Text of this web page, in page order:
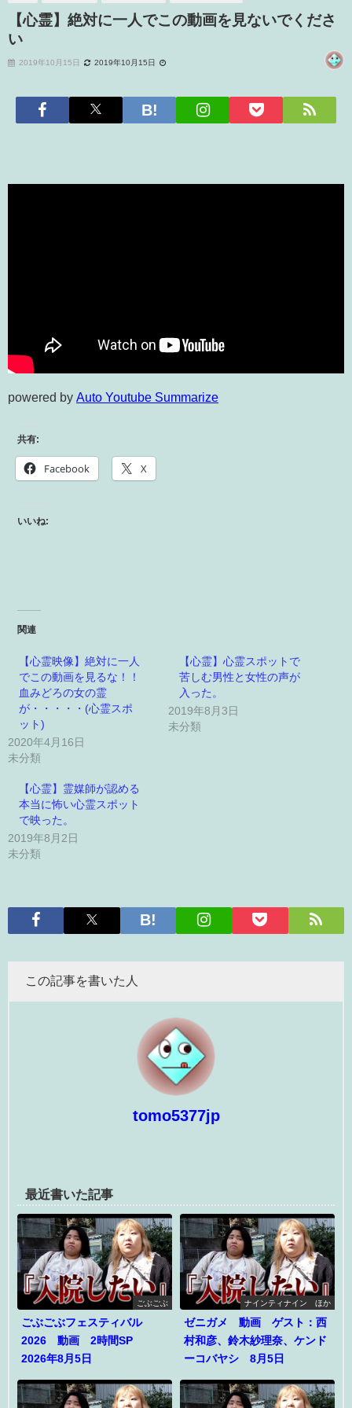
【心霊】絶対に一人でこの動画を見ないでくださ
い
2019年10月15日 2019年10月15日
powered by Auto Youtube Summarize
共有:
Facebook X
いいね:
関連
【心霊映像】絶対に一人
でこの動画を見るな！！
血みどろの女の霊
が・・・・・(心霊スポ
ット)
2020年4月16日
未分類
【心霊】心霊スポットで
苦しむ男性と女性の声が
入った。
2019年8月3日
未分類
【心霊】霊媒師が認める
本当に怖い心霊スポット
で映った。
2019年8月2日
未分類
この記事を書いた人
tomo5377jp
最近書いた記事
ごぶごぶ
ごぶごぶフェスティバル
2026 動画 2時間SP
2026年8月5日
ナインティナイン ほか
ゼニガメ 動画 ゲスト：西
村和彦、鈴木紗理奈、ケンド
ーコバヤシ 8月5日